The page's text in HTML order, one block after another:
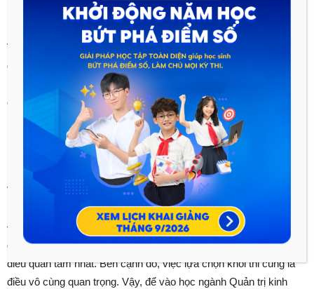
nỗ lực thăng chức lên các vị trí quản lý trong doanh nghiệp.
Vì có những kiến thức vững chắc mà bạn hoàn toàn có thể tự
quản lý, điều hành và xây dựng nền tảng kinh tế vững chắc cho
mình. Công việc tiềm năng của bạn ít bị lệ thuộc vào nhu cầu
của thị trường lao động hơn so với các lĩnh vực chuyên môn
khác.
Các trường đào tạo ngành Quản
trị kinh doanh
Đối với các bạn học sinh cuối cấp 3 chuẩn bị bước vào thời
giai đoạn thi cử thì việc lựa chọn trường học và ngành học là
điều quan tâm nhất. Bên cạnh đó, việc lựa chọn khối thi cũng là
điều vô cùng quan trọng. Vậy, để vào học ngành Quản trị kinh